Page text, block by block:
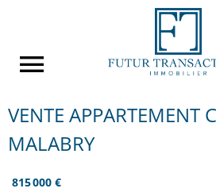
VENTE APPARTEMENT
MALABRY
815 000 €